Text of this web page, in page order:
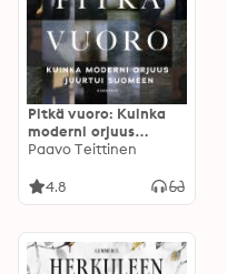
Pitkä vuoro: Kuinka
moderni orjuus
juurtui Suomeen
Paavo Teittinen
4.8